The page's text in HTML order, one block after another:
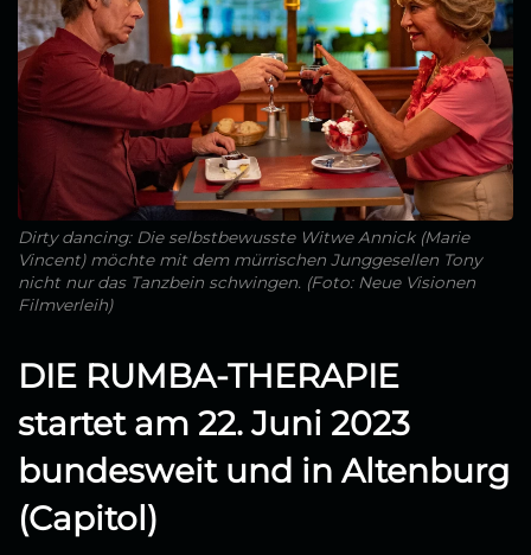
Dirty dancing: Die selbstbewusste Witwe Annick (Marie
Vincent) möchte mit dem mürrischen Junggesellen Tony
nicht nur das Tanzbein schwingen. (Foto: Neue Visionen
Filmverleih)
DIE RUMBA-THERAPIE
startet am 22. Juni 2023
bundesweit und in Altenburg
(Capitol)